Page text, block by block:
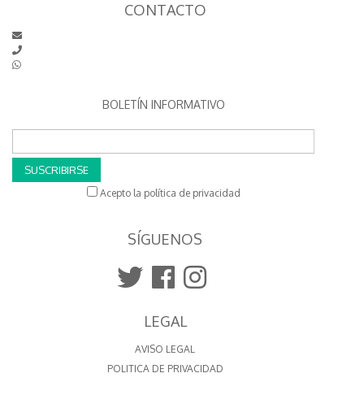
CONTACTO
BOLETÍN INFORMATIVO
SUSCRIBIRSE
Acepto la política de privacidad
SÍGUENOS
LEGAL
AVISO LEGAL
POLITICA DE PRIVACIDAD